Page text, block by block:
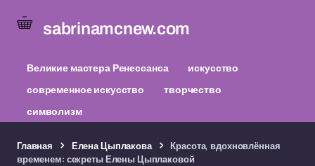
sabrinamcnew.com
Великие мастера Ренессанса
искусство
современное искусство
творчество
символизм
Главная Елена Цыплакова
Красота, вдохновлённая
временем: секреты Елены Цыплаковой